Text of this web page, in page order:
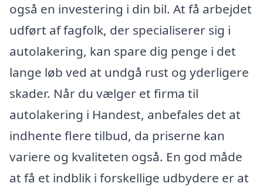
også en investering i din bil. At få arbejdet
udført af fagfolk, der specialiserer sig i
autolakering, kan spare dig penge i det
lange løb ved at undgå rust og yderligere
skader. Når du vælger et firma til
autolakering i Handest, anbefales det at
indhente flere tilbud, da priserne kan
variere og kvaliteten også. En god måde
at få et indblik i forskellige udbydere er at